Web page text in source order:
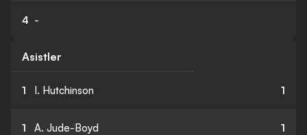
4 -
Asistler
1 I. Hutchinson 1
1 A. Jude-Boyd 1